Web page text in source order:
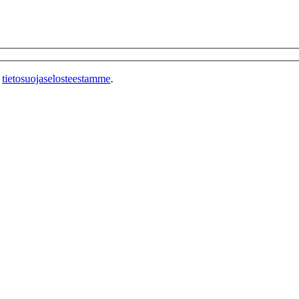
tietosuojaselosteestamme.